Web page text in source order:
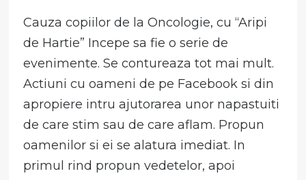
Cauza copiilor de la Oncologie, cu “Aripi
de Hartie” Incepe sa fie o serie de
evenimente. Se contureaza tot mai mult.
Actiuni cu oameni de pe Facebook si din
apropiere intru ajutorarea unor napastuiti
de care stim sau de care aflam. Propun
oamenilor si ei se alatura imediat. In
primul rind propun vedetelor, apoi